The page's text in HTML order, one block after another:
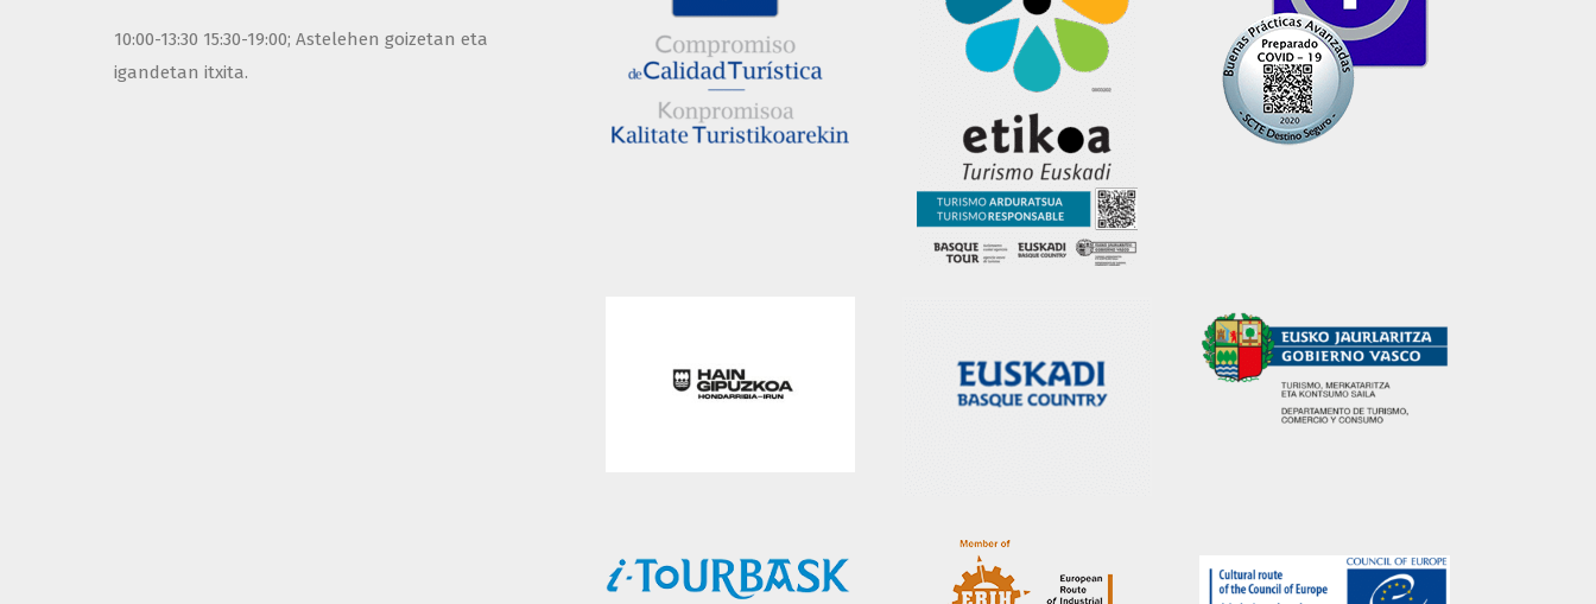
10:00-13:30 15:30-19:00; Astelehen goizetan eta
igandetan itxita.